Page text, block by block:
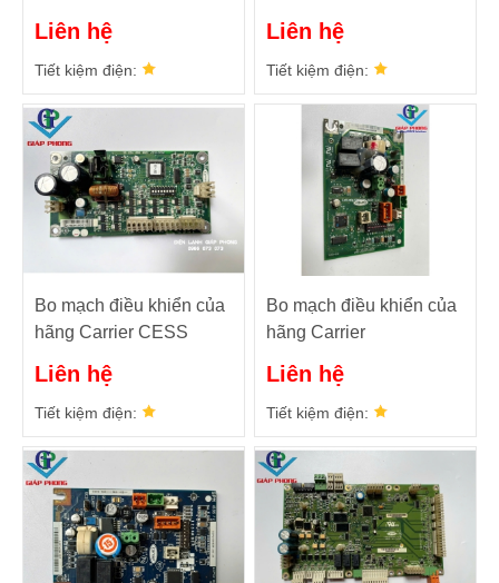
Liên hệ
Tiết kiệm điện:
Liên hệ
Tiết kiệm điện:
Bo mạch điều khiển của
hãng Carrier CESS
Liên hệ
Tiết kiệm điện:
Bo mạch điều khiển của
hãng Carrier
CEPL130537-02
Liên hệ
Tiết kiệm điện: